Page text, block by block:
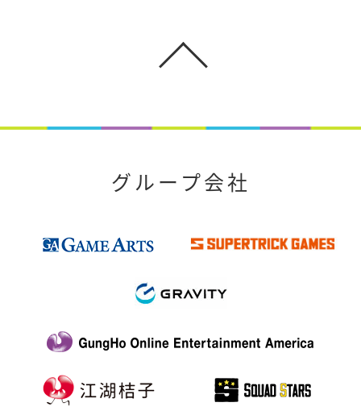
グループ会社